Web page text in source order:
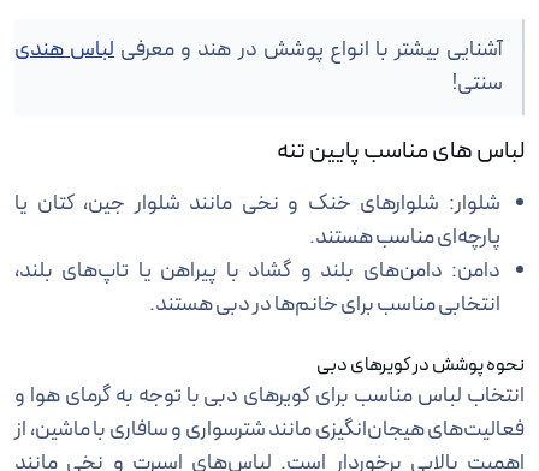
آشنایی بیشتر با انواع پوشش در هند و معرفیلباس هندی
سنتی!
لباس های مناسب پایین تنه
شلوار: شلوارهای خنک و نخی مانند شلوار جین، کتان یا
پارچه‌ای مناسب هستند.
دامن: دامن‌های بلند و گشاد با پیراهن یا تاپ‌های بلند،
انتخابی مناسب برای خانم‌ها در دبی هستند.
نحوه پوشش در کویرهای دبی
انتخاب لباس مناسب برای کویرهای دبی با توجه به گرمای هوا و
فعالیت‌های هیجان‌انگیزی مانند شترسواری و سافاری با ماشین، از
اهمیت بالایی برخوردار است. لباس‌های اسپرت و نخی مانند